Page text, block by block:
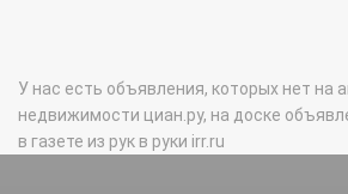
У нас есть объявления, которых нет на
недвижимости циан.ру, на доске
в газете из рук в руки irr.ru